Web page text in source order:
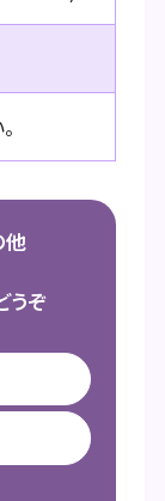
他
うぞ